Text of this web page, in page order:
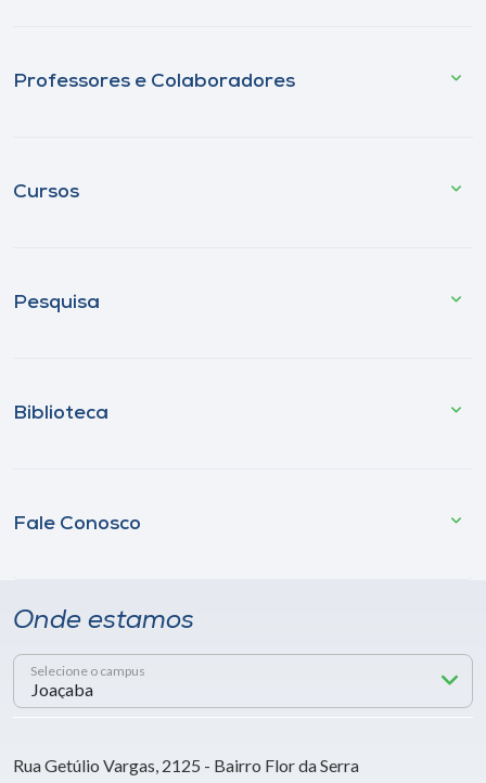
Professores e Colaboradores
Cursos
Pesquisa
Biblioteca
Fale Conosco
Onde estamos
Selecione o campus
Rua Getúlio Vargas, 2125 - Bairro Flor da Serra